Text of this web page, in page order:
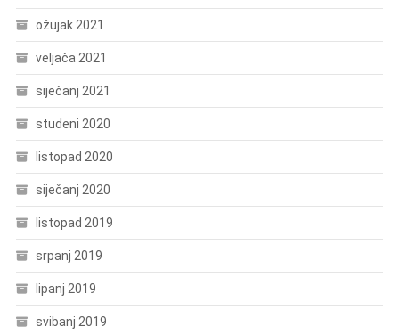
ožujak 2021
veljača 2021
siječanj 2021
studeni 2020
listopad 2020
siječanj 2020
listopad 2019
srpanj 2019
lipanj 2019
svibanj 2019